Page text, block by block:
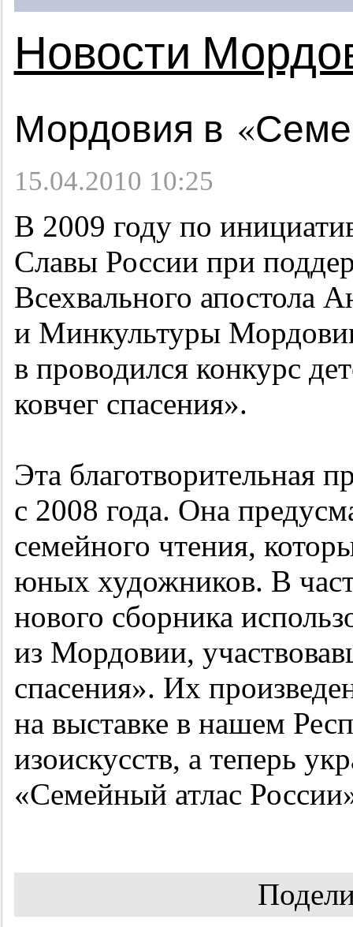
Новости
Мордовия в
15.04.2010 10:25
В 2009 году по
Славы России при
Всехвального апостола
и Минкультуры
в проводился конкурс
ковчег спасения».
Эта благотворительная
с 2008 года. Она
семейного чтения,
юных художников. В
нового сборника
из Мордовии,
спасения». Их
на выставке в нашем
изоискусств, а теперь
«Семейный атлас